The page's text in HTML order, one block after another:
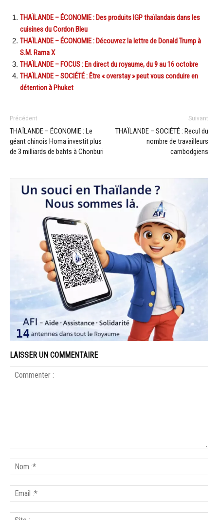
THAÏLANDE – ÉCONOMIE : Des produits IGP thaïlandais dans les
cuisines du Cordon Bleu
THAÏLANDE – ÉCONOMIE : Découvrez la lettre de Donald Trump à
S.M. Rama X
THAÏLANDE – FOCUS : En direct du royaume, du 9 au 16 octobre
THAÏLANDE – SOCIÉTÉ : Être « overstay » peut vous conduire en
détention à Phuket
Précédent
THAÏLANDE – ÉCONOMIE : Le
géant chinois Homa investit plus
de 3 milliards de bahts à Chonburi
Suivant
THAÏLANDE – SOCIÉTÉ : Recul du
nombre de travailleurs
cambodgiens
LAISSER UN COMMENTAIRE